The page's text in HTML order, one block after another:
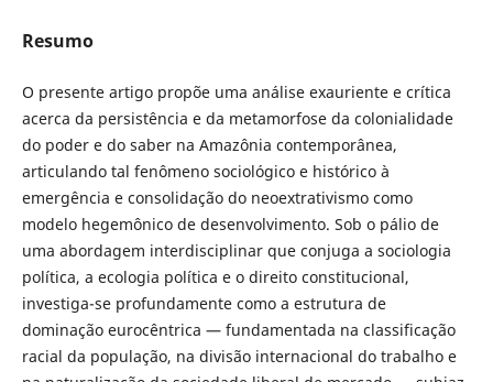
Resumo
O presente artigo propõe uma análise exauriente e crítica
acerca da persistência e da metamorfose da colonialidade
do poder e do saber na Amazônia contemporânea,
articulando tal fenômeno sociológico e histórico à
emergência e consolidação do neoextrativismo como
modelo hegemônico de desenvolvimento. Sob o pálio de
uma abordagem interdisciplinar que conjuga a sociologia
política, a ecologia política e o direito constitucional,
investiga-se profundamente como a estrutura de
dominação eurocêntrica — fundamentada na classificação
racial da população, na divisão internacional do trabalho e